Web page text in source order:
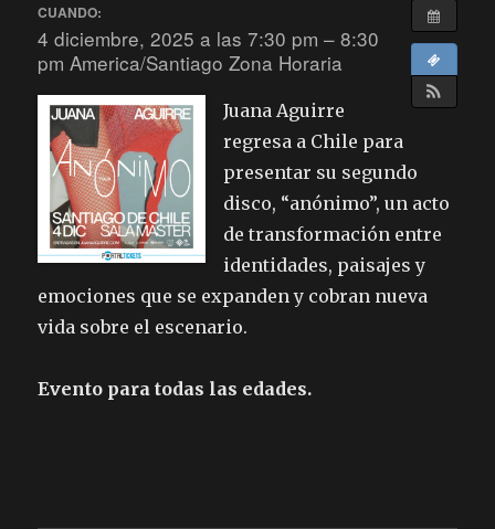
CUANDO:
4 diciembre, 2025 a las 7:30 pm – 8:30
pmAmerica/Santiago Zona Horaria
Juana Aguirre
regresa a Chile para
presentar su segundo
disco, “anónimo”, un acto
de transformación entre
identidades, paisajes y
emociones que se expanden y cobran nueva
vida sobre el escenario.
Evento para todas las edades.